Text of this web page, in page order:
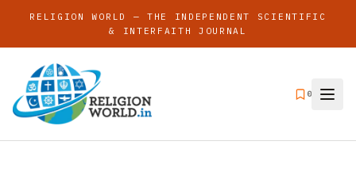
RELIGION WORLD — THE INDEPENDENT SCIENTIFIC
& INTERFAITH JOURNAL
0